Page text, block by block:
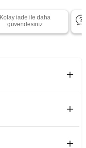
Kolay iade ile daha
güvendesiniz